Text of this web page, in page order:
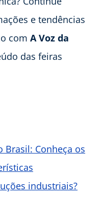
e tendências
com A Voz da
das feiras
Brasil: Conheça os
industriais?